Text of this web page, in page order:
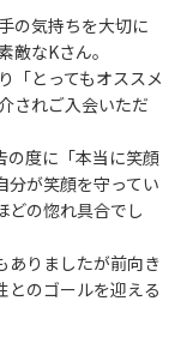
の気持ちを大切に
敵なKさん。
「とってもオススメ
されご入会いただ
の度に「本当に笑顔
分が笑顔を守ってい
どの惚れ具合でし
ありましたが前向き
とのゴールを迎える